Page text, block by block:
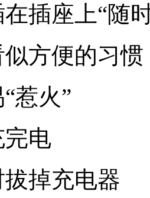
座上“随
方便的习惯
火”
电
掉充电器